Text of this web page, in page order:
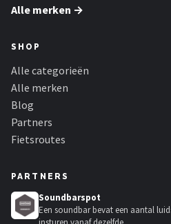
Alle merken →
SHOP
Alle categorieën
Alle merken
Blog
Partners
Fietsroutes
PARTNERS
Soundbarspot
Een soundbar bevat een aantal